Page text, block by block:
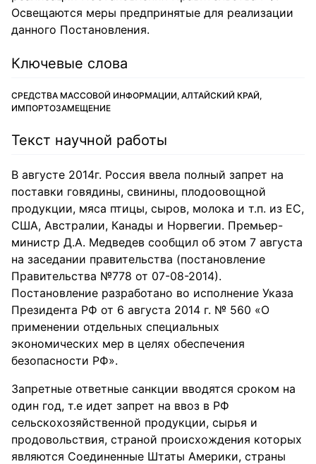
Освещаются меры предпринятые для реализации
данного Постановления.
Ключевые слова
СРЕДСТВА МАССОВОЙ ИНФОРМАЦИИ, АЛТАЙСКИЙ КРАЙ,
ИМПОРТОЗАМЕЩЕНИЕ
Текст научной работы
В августе 2014г. Россия ввела полный запрет на
поставки говядины, свинины, плодоовощной
продукции, мяса птицы, сыров, молока и т.п. из ЕС,
США, Австралии, Канады и Норвегии. Премьер-
министр Д.А. Медведев сообщил об этом 7 августа
на заседании правительства (постановление
Правительства №778 от 07-08-2014).
Постановление разработано во исполнение Указа
Президента РФ от 6 августа 2014 г. № 560 «О
применении отдельных специальных
экономических мер в целях обеспечения
безопасности РФ».
Запретные ответные санкции вводятся сроком на
один год, т.е идет запрет на ввоз в РФ
сельскохозяйственной продукции, сырья и
продовольствия, страной происхождения которых
являются Соединенные Штаты Америки, страны